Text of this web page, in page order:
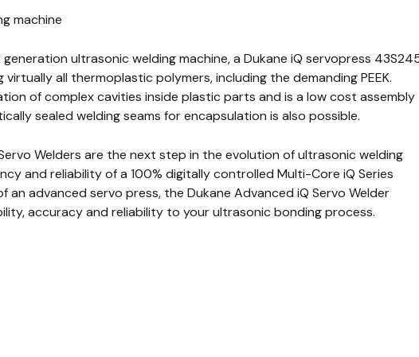
machine
ultrasonic welding machine, a Dukane iQ servopress
all thermoplastic polymers, including the demanding PEEK.
of complex cavities inside plastic parts and is a low cost assembly
sealed welding seams for encapsulation is also possible.
Welders are the next step in the evolution of ultrasonic welding
and reliability of a 100% digitally controlled Multi-Core iQ Series
advanced servo press, the Dukane Advanced iQ Servo Welder
accuracy and reliability to your ultrasonic bonding process.